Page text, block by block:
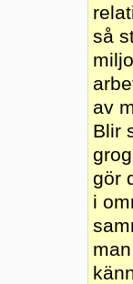
så
av
Blir
gör
i